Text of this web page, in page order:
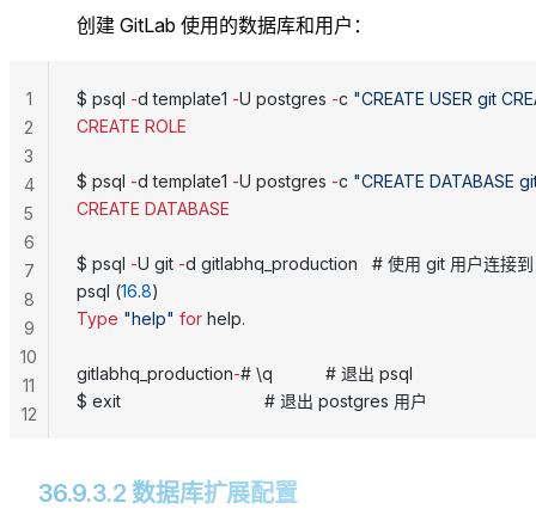
创建 GitLab 使用的数据库和用户：
$ psql -d template1 -U postgres -c "CREATE USER git
CREATE ROLE
$ psql -d template1 -U postgres -c "CREATE DATABASE
CREATE DATABASE
$ psql -U git -d gitlabhq_production   # 使用 git 用户连接
psql (16.8)
Type "help" for help.
gitlabhq_production-# \q           # 退出 psql
$ exit                              # 退出 postgres 用户
1
2
3
4
5
6
7
8
9
10
11
12
36.9.3.2 数据库扩展配置